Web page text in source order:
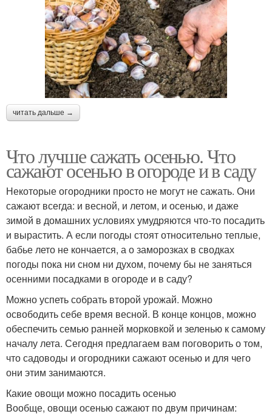
читать дальше →
Что лучше сажать осенью. Что
сажают осенью в огороде и в саду
Некоторые огородники просто не могут не сажать. Они
сажают всегда: и весной, и летом, и осенью, и даже
зимой в домашних условиях умудряются что-то посадить
и вырастить. А если погоды стоят относительно теплые,
бабье лето не кончается, а о заморозках в сводках
погоды пока ни сном ни духом, почему бы не заняться
осенними посадками в огороде и в саду?
Можно успеть собрать второй урожай. Можно
освободить себе время весной. В конце концов, можно
обеспечить семью ранней морковкой и зеленью к самому
началу лета. Сегодня предлагаем вам поговорить о том,
что садоводы и огородники сажают осенью и для чего
они этим занимаются.
Какие овощи можно посадить осенью
Вообще, овощи осенью сажают по двум причинам: